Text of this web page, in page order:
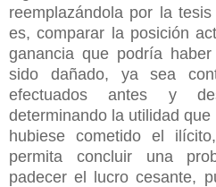
reemplazándola por la
es, comparar la posición
ganancia que podría
sido dañado, ya sea
efectuados antes y
determinando la utilidad
hubiese cometido el
permita concluir una
padecer el lucro cesante,